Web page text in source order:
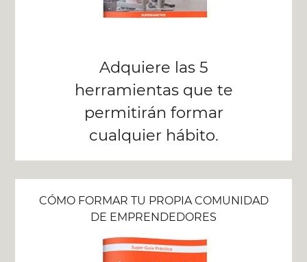
Adquiere las 5
herramientas que te
permitirán formar
cualquier hábito.
CÓMO FORMAR TU PROPIA COMUNIDAD
DE EMPRENDEDORES